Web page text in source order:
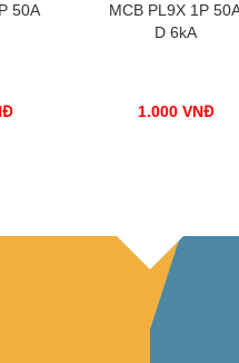
50A
MCB PL9X 1P
D 6kA
1.000VNĐ